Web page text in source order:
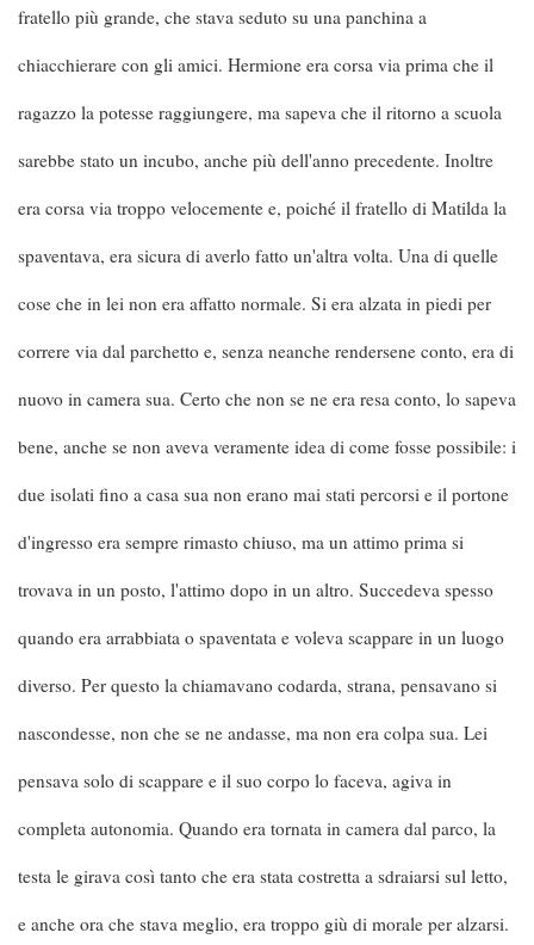
fratello più grande, che stava seduto su una panchina a
chiacchierare con gli amici. Hermione era corsa via prima che il
ragazzo la potesse raggiungere, ma sapeva che il ritorno a scuola
sarebbe stato un incubo, anche più dell'anno precedente. Inoltre
era corsa via troppo velocemente e, poiché il fratello di Matilda la
spaventava, era sicura di averlo fatto un'altra volta. Una di quelle
cose che in lei non era affatto normale. Si era alzata in piedi per
correre via dal parchetto e, senza neanche rendersene conto, era di
nuovo in camera sua. Certo che non se ne era resa conto, lo sapeva
bene, anche se non aveva veramente idea di come fosse possibile: i
due isolati fino a casa sua non erano mai stati percorsi e il portone
d'ingresso era sempre rimasto chiuso, ma un attimo prima si
trovava in un posto, l'attimo dopo in un altro. Succedeva spesso
quando era arrabbiata o spaventata e voleva scappare in un luogo
diverso. Per questo la chiamavano codarda, strana, pensavano si
nascondesse, non che se ne andasse, ma non era colpa sua. Lei
pensava solo di scappare e il suo corpo lo faceva, agiva in
completa autonomia. Quando era tornata in camera dal parco, la
testa le girava così tanto che era stata costretta a sdraiarsi sul letto,
e anche ora che stava meglio, era troppo giù di morale per alzarsi.